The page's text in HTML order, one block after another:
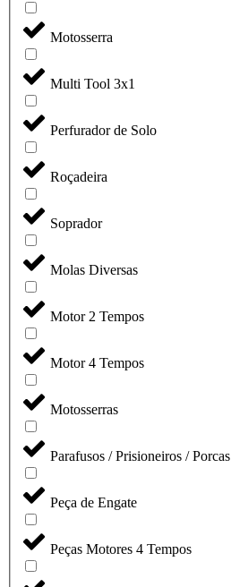
Motosserra
Multi Tool 3x1
Perfurador de Solo
Roçadeira
Soprador
Molas Diversas
Motor 2 Tempos
Motor 4 Tempos
Motosserras
Parafusos / Prisioneiros / Porcas
Peça de Engate
Peças Motores 4 Tempos